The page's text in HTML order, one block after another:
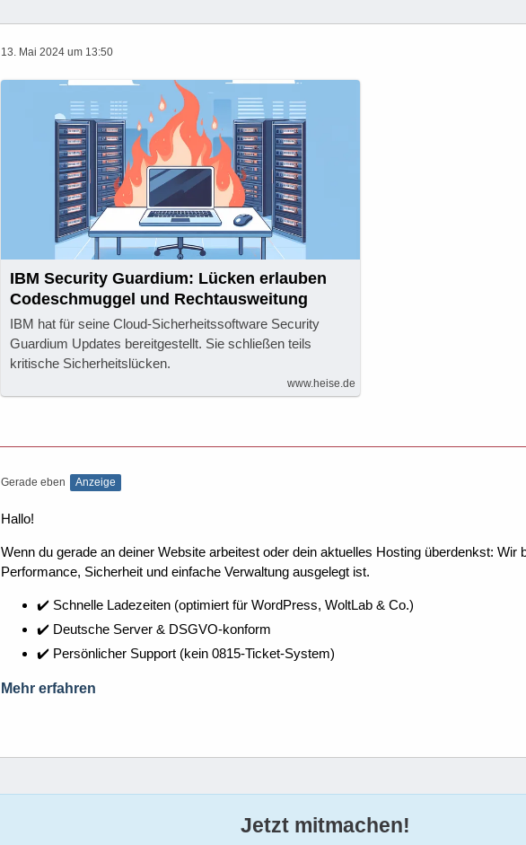
13. Mai 2024 um 13:50
IBM Security Guardium: Lücken erlauben
Codeschmuggel und Rechtausweitung
IBM hat für seine Cloud-Sicherheitssoftware Security
Guardium Updates bereitgestellt. Sie schließen teils
kritische Sicherheitslücken.
www.heise.de
Gerade eben Anzeige
Hallo!
Wenn du gerade an deiner Website arbeitest oder dein aktuelles Hosting überdenkst:
Performance, Sicherheit und einfache Verwaltung ausgelegt ist.
✔️ Schnelle Ladezeiten (optimiert für WordPress, WoltLab & Co.)
✔️ Deutsche Server & DSGVO-konform
✔️ Persönlicher Support (kein 0815-Ticket-System)
Mehr erfahren
Jetzt mitmachen!